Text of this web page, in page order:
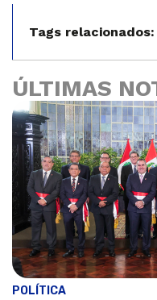
Tags relacionados:
ÚLTIMAS
POLÍTICA